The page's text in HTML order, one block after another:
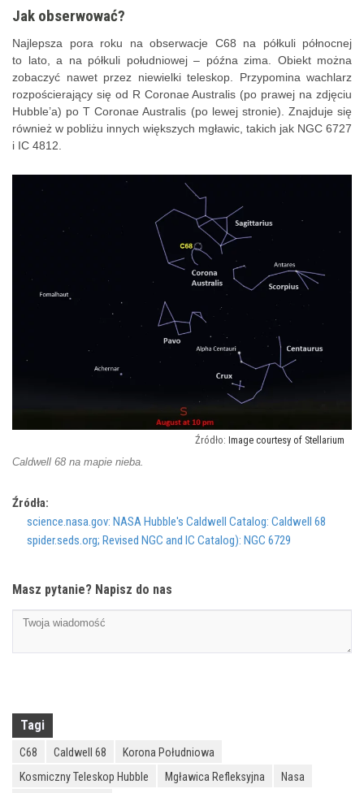
Jak obserwować?
Najlepsza pora roku na obserwacje C68 na półkuli północnej
to lato, a na półkuli południowej – późna zima. Obiekt można
zobaczyć nawet przez niewielki teleskop. Przypomina wachlarz
rozpościerający się od R Coronae Australis (po prawej na zdjęciu
Hubble’a) po T Coronae Australis (po lewej stronie). Znajduje się
również w pobliżu innych większych mgławic, takich jak NGC 6727
i IC 4812.
Image courtesy of Stellarium
Caldwell 68 na mapie nieba.
Źródła:
science.nasa.gov: NASA Hubble's Caldwell Catalog: Caldwell 68
spider.seds.org; Revised NGC and IC Catalog): NGC 6729
Masz pytanie? Napisz do nas
Tagi
C68 Caldwell 68
Korona Południowa
Kosmiczny Teleskop Hubble
Mgławica Refleksyjna
Nasa